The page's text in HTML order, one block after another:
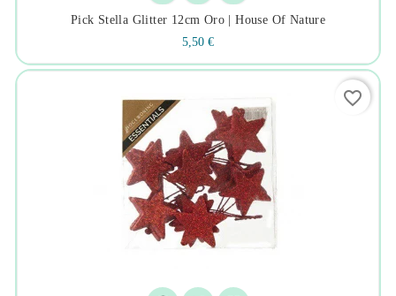
Pick Stella Glitter 12cm Oro | House Of Nature
5,50 €
favorite_border